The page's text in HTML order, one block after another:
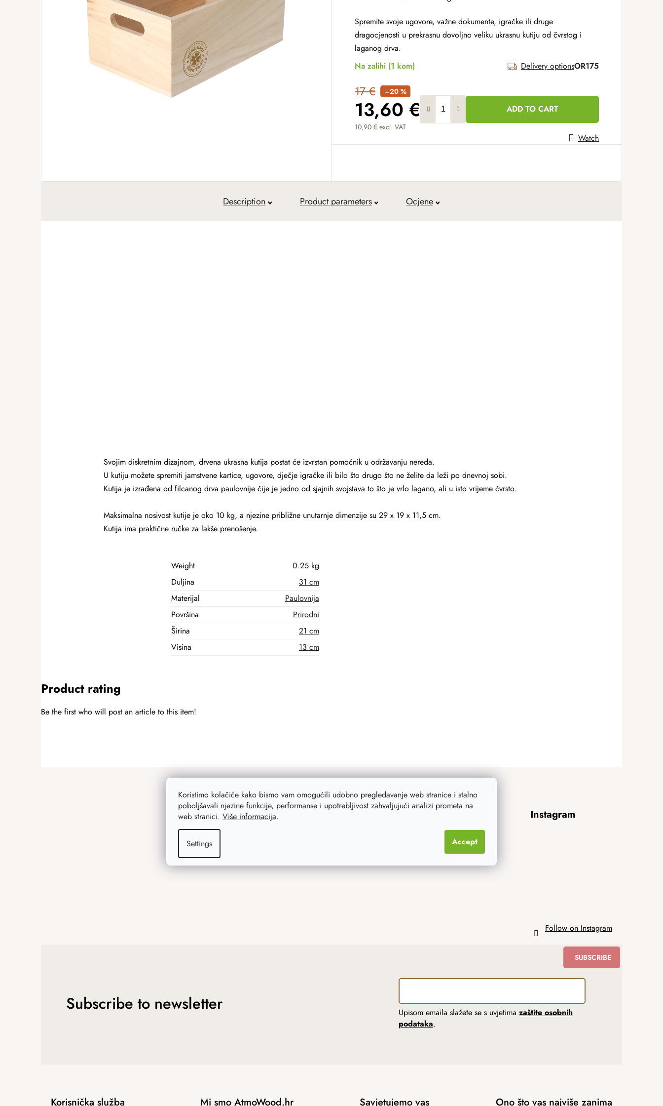
Koristimo kolačiće kako bismo vam omogućili udobno pregledavanje web stranice i stalno
poboljšavali njezine funkcije, performanse i upotrebljivost zahvaljujući analizi prometa na
web stranici. Više informacija.
Settings Accept
Spremite svoje ugovore, važne dokumente, igračke ili druge
dragocjenosti u prekrasnu dovoljno veliku ukrasnu kutiju od čvrstog i
laganog drva.
Na zalihi (1 kom) Delivery optionsOR175
17 € –20 %
13,60 €
10,90 € excl. VAT
Measure price:
ADD TO CART
Watch
Description Product parameters Ocjene
Svojim diskretnim dizajnom, drvena ukrasna kutija postat će izvrstan pomoćnik u održavanju nereda.
U kutiju možete spremiti jamstvene kartice, ugovore, dječje igračke ili bilo što drugo što ne želite da leži po dnevnoj sobi.
Kutija je izrađena od filcanog drva paulovnije čije je jedno od sjajnih svojstava to što je vrlo lagano, ali u isto vrijeme čvrsto.
Maksimalna nosivost kutije je oko 10 kg, a njezine približne unutarnje dimenzije su 29 x 19 x 11,5 cm.
Kutija ima praktične ručke za lakše prenošenje.
Weight
0.25 kg
Duljina
31 cm
Materijal
Paulovnija
Površina
Prirodni
Širina
21 cm
Visina
13 cm
Product rating
Be the first who will post an article to this item!
Instagram
Follow on Instagram
Subscribe to newsletter Upisom emaila slažete se s uvjetima zaštite osobnih
podataka.
SUBSCRIBE
Korisnička služba Mi smo AtmoWood.hr Savjetujemo vas Ono što vas najviše zanima